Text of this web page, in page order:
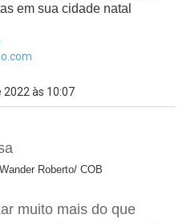
em sua cidade natal
2022 às 10:07
Roberto/ COB
muito mais do que